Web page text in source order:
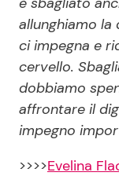
allunghiamo
ci impegna e
cervello.
dobbiamo
affrontare il
impegno
>>>>Evelina